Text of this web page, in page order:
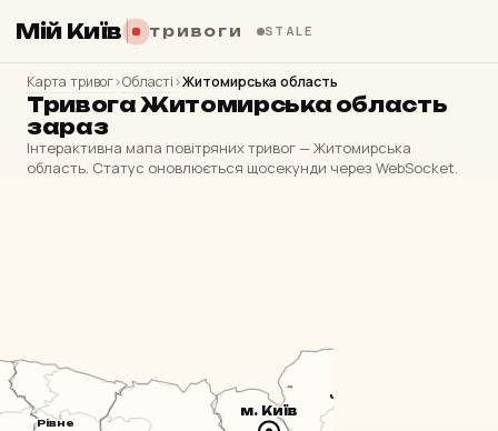
Мій Київ тривоги STALE
Карта тривог›Області›Житомирська область
Тривога Житомирська область
зараз
Інтерактивна мапа повітряних тривог — Житомирська
область. Статус оновлюється щосекунди через WebSocket.
Рівне
Чернігів
м. Київ